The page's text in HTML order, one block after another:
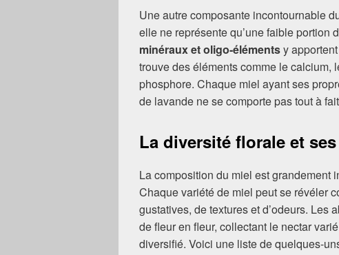
Une autre composante incontournable
elle ne représente qu’une faible portion
minéraux et oligo-élémentsy
trouve des éléments comme le calcium,
phosphore. Chaque miel ayant ses
de lavande ne se comporte pas tout à
La diversité florale et
La composition du miel est grandement
Chaque variété de miel peut se révéler
gustatives, de textures et d’odeurs. Les
de fleur en fleur, collectant le nectar
diversifié. Voici une liste de quelques-